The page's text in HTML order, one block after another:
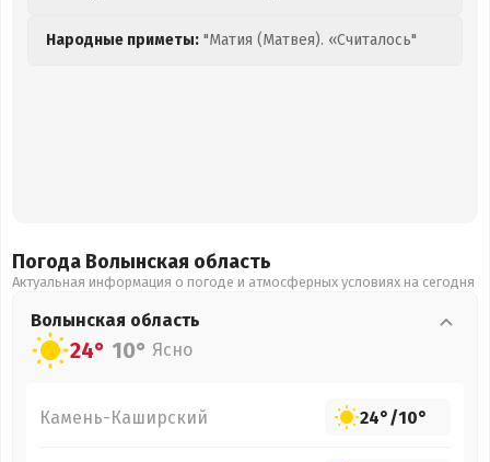
Народные приметы: "Матия (Матвея). «Считалось"
Погода Волынская область
Актуальная информация о погоде и атмосферных условиях на сегодня
Волынская область
24° 10° Ясно
Камень-Каширский 24°/10°